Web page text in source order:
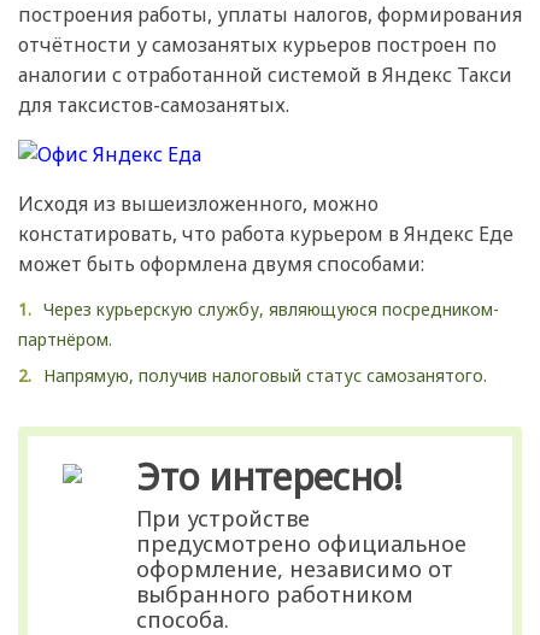
построения работы, уплаты налогов, формирования
отчётности у самозанятых курьеров построен по
аналогии с отработанной системой в Яндекс Такси
для таксистов-самозанятых.
Исходя из вышеизложенного, можно
констатировать, что работа курьером в Яндекс Еде
может быть оформлена двумя способами:
Через курьерскую службу, являющуюся посредником-
партнёром.
Напрямую, получив налоговый статус самозанятого.
Это интересно!
При устройстве
предусмотрено официальное
оформление, независимо от
выбранного работником
способа.